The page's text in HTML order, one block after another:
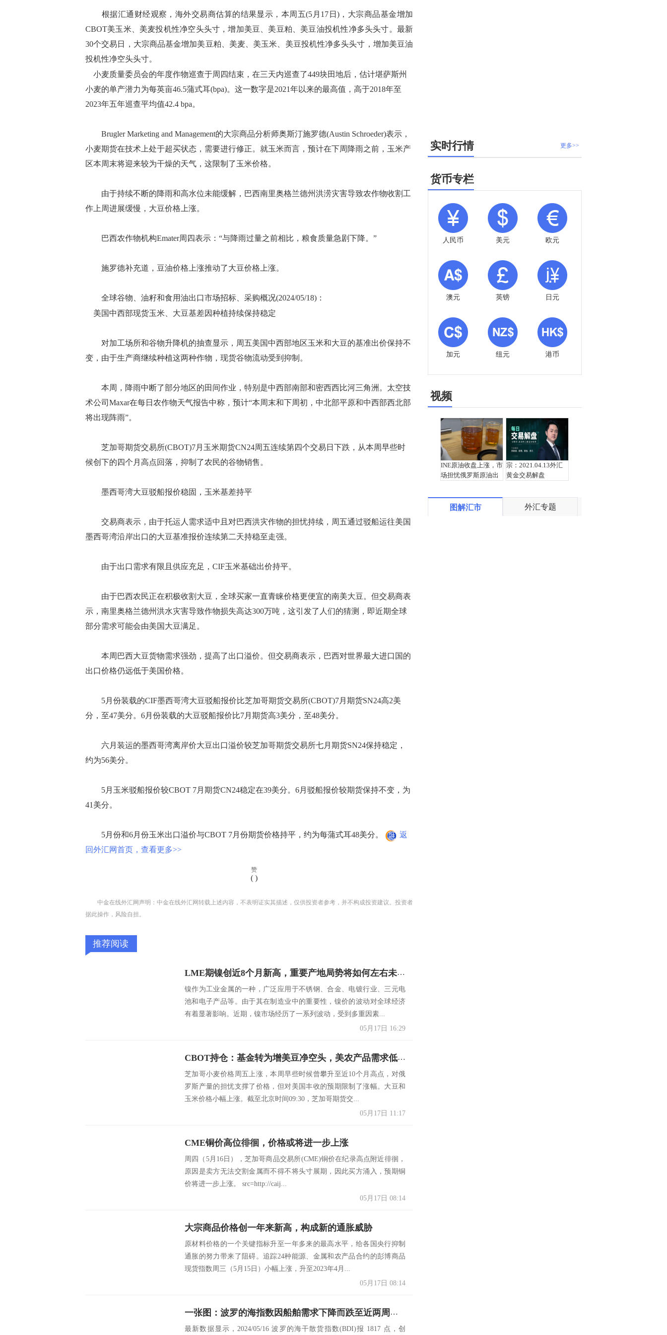
根据汇通财经观察，海外交易商估算的结果显示，本周五(5月17日)，大宗商品基金增加
CBOT美玉米、美麦投机性净空头头寸，增加美豆、美豆粕、美豆油投机性净多头头寸。最新
30个交易日，大宗商品基金增加美豆粕、美麦、美玉米、美豆投机性净多头头寸，增加美豆油
投机性净空头头寸。
小麦质量委员会的年度作物巡查于周四结束，在三天内巡查了449块田地后，估计堪萨斯州
小麦的单产潜力为每英亩46.5蒲式耳(bpa)。这一数字是2021年以来的最高值，高于2018年至
2023年五年巡查平均值42.4 bpa。
Brugler Marketing and Management的大宗商品分析师奥斯汀施罗德(Austin Schroeder)表示，
小麦期货在技术上处于超买状态，需要进行修正。就玉米而言，预计在下周降雨之前，玉米产
区本周末将迎来较为干燥的天气，这限制了玉米价格。
由于持续不断的降雨和高水位未能缓解，巴西南里奥格兰德州洪涝灾害导致农作物收割工
作上周进展缓慢，大豆价格上涨。
巴西农作物机构Emater周四表示：“与降雨过量之前相比，粮食质量急剧下降。”
施罗德补充道，豆油价格上涨推动了大豆价格上涨。
全球谷物、油籽和食用油出口市场招标、采购概况(2024/05/18)：
美国中西部现货玉米、大豆基差因种植持续保持稳定
对加工场所和谷物升降机的抽查显示，周五美国中西部地区玉米和大豆的基准出价保持不
变，由于生产商继续种植这两种作物，现货谷物流动受到抑制。
本周，降雨中断了部分地区的田间作业，特别是中西部南部和密西西比河三角洲。太空技
术公司Maxar在每日农作物天气报告中称，预计“本周末和下周初，中北部平原和中西部西北部
将出现阵雨”。
芝加哥期货交易所(CBOT)7月玉米期货CN24周五连续第四个交易日下跌，从本周早些时
候创下的四个月高点回落，抑制了农民的谷物销售。
墨西哥湾大豆驳船报价稳固，玉米基差持平
交易商表示，由于托运人需求适中且对巴西洪灾作物的担忧持续，周五通过驳船运往美国
墨西哥湾沿岸出口的大豆基准报价连续第二天持稳至走强。
由于出口需求有限且供应充足，CIF玉米基础出价持平。
由于巴西农民正在积极收割大豆，全球买家一直青睐价格更便宜的南美大豆。但交易商表
示，南里奥格兰德州洪水灾害导致作物损失高达300万吨，这引发了人们的猜测，即近期全球
部分需求可能会由美国大豆满足。
本周巴西大豆货物需求强劲，提高了出口溢价。但交易商表示，巴西对世界最大进口国的
出口价格仍远低于美国价格。
5月份装载的CIF墨西哥湾大豆驳船报价比芝加哥期货交易所(CBOT)7月期货SN24高2美
分，至47美分。6月份装载的大豆驳船报价比7月期货高3美分，至48美分。
六月装运的墨西哥湾离岸价大豆出口溢价较芝加哥期货交易所七月期货SN24保持稳定，
约为56美分。
5月玉米驳船报价较CBOT 7月期货CN24稳定在39美分。6月驳船报价较期货保持不变，为
41美分。
5月份和6月份玉米出口溢价与CBOT 7月份期货价格持平，约为每蒲式耳48美分。
返
回外汇网首页，查看更多>>
赞
( )
中金在线外汇网声明：中金在线外汇网转载上述内容，不表明证实其描述，仅供投资者参考，并不构成投资建议。投资者
据此操作，风险自担。
推荐阅读
LME期镍创近8个月新高，重要产地局势将如何左右未来价格？
镍作为工业金属的一种，广泛应用于不锈钢、合金、电镀行业、三元电
池和电子产品等。由于其在制造业中的重要性，镍价的波动对全球经济
有着显著影响。近期，镍市场经历了一系列波动，受到多重因素...
05月17日 16:29
CBOT持仓：基金转为增美豆净空头，美农产品需求低迷或限制涨幅
芝加哥小麦价格周五上涨，本周早些时候曾攀升至近10个月高点，对俄
罗斯产量的担忧支撑了价格，但对美国丰收的预期限制了涨幅。大豆和
玉米价格小幅上涨。截至北京时间09:30，芝加哥期货交...
05月17日 11:17
CME铜价高位徘徊，价格或将进一步上涨
周四（5月16日），芝加哥商品交易所(CME)铜价在纪录高点附近徘徊，
原因是卖方无法交割金属而不得不将头寸展期，因此买方涌入，预期铜
价将进一步上涨。 src=http://caij...
05月17日 08:14
大宗商品价格创一年来新高，构成新的通胀威胁
原材料价格的一个关键指标升至一年多来的最高水平，给各国央行抑制
通胀的努力带来了阻碍。追踪24种能源、金属和农产品合约的彭博商品
现货指数周三（5月15日）小幅上涨，升至2023年4月...
05月17日 08:14
一张图：波罗的海指数因船舶需求下降而跌至近两周低点
最新数据显示，2024/05/16 波罗的海干散货指数(BDI)报 1817 点，创
更多>>
实时行情
货币专栏
人民币 美元 欧元
澳元 英镑 日元
加元 纽元 港币
视频
INE原油收盘上涨，市
场担忧俄罗斯原油出
宗：2021.04.13外汇
黄金交易解盘
图解汇市 外汇专题